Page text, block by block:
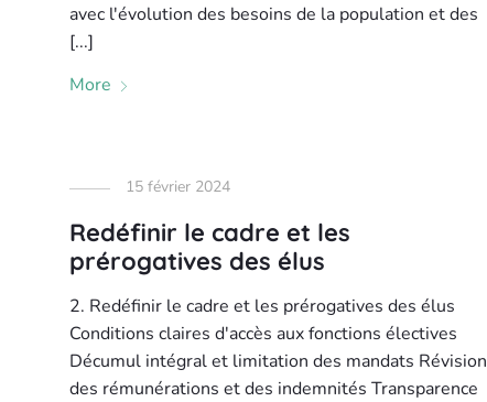
avec l'évolution des besoins de la population et des
[...]
More
15 février 2024
Redéfinir le cadre et les
prérogatives des élus
2. Redéfinir le cadre et les prérogatives des élus
Conditions claires d'accès aux fonctions électives
Décumul intégral et limitation des mandats Révision
des rémunérations et des indemnités Transparence